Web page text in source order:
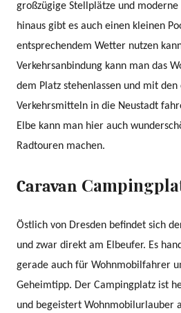
großzügige Stellplätze und
hinaus gibt es auch einen kleinen
entsprechendem Wetter nutzen
Verkehrsanbindung kann man das
dem Platz stehenlassen und mit
Verkehrsmitteln in die Neustadt
Elbe kann man hier auch
Radtouren machen.
Caravan
Östlich von Dresden befindet sich
und zwar direkt am Elbeufer. Es
gerade auch für Wohnmobilfahrer
Geheimtipp. Der Campingplatz ist
und begeistert Wohnmobilurlauber